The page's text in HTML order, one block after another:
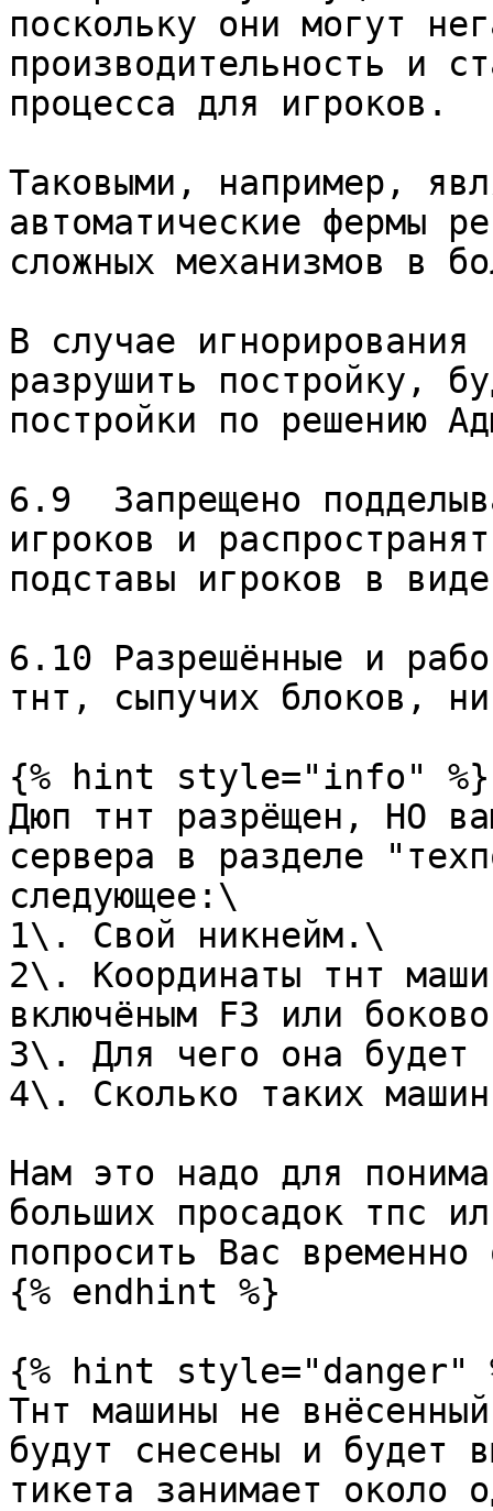
поскольку они могут
производительность и
процесса для игроков.
Таковыми, например,
автоматические фермы
сложных механизмов в
В случае игнорирования
разрушить постройку,
постройки по решению
6.9  Запрещено
игроков и
подставы игроков в
6.10 Разрешённые и
тнт, сыпучих блоков,
{% hint style="info" %}
Дюп тнт разрёщен, НО
сервера в разделе
следующее:\
1\. Свой никнейм.\
2\. Координаты тнт
включёным F3 или
3\. Для чего она будет
4\. Сколько таких
Нам это надо для
больших просадок тпс
попросить Вас
{% endhint %}
{% hint style="danger"
Тнт машины не
будут снесены и будет
тикета занимает около